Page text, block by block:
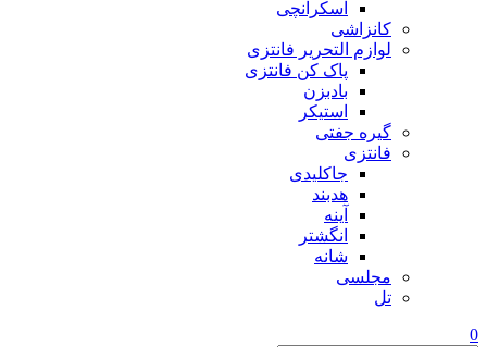
اسکرانچی
کانزاشی
لوازم التحریر فانتزی
پاک کن فانتزی
بادبزن
استیکر
گیره جفتی
فانتزی
جاکلیدی
هدبند
آینه
انگشتر
شانه
مجلسی
تل
0